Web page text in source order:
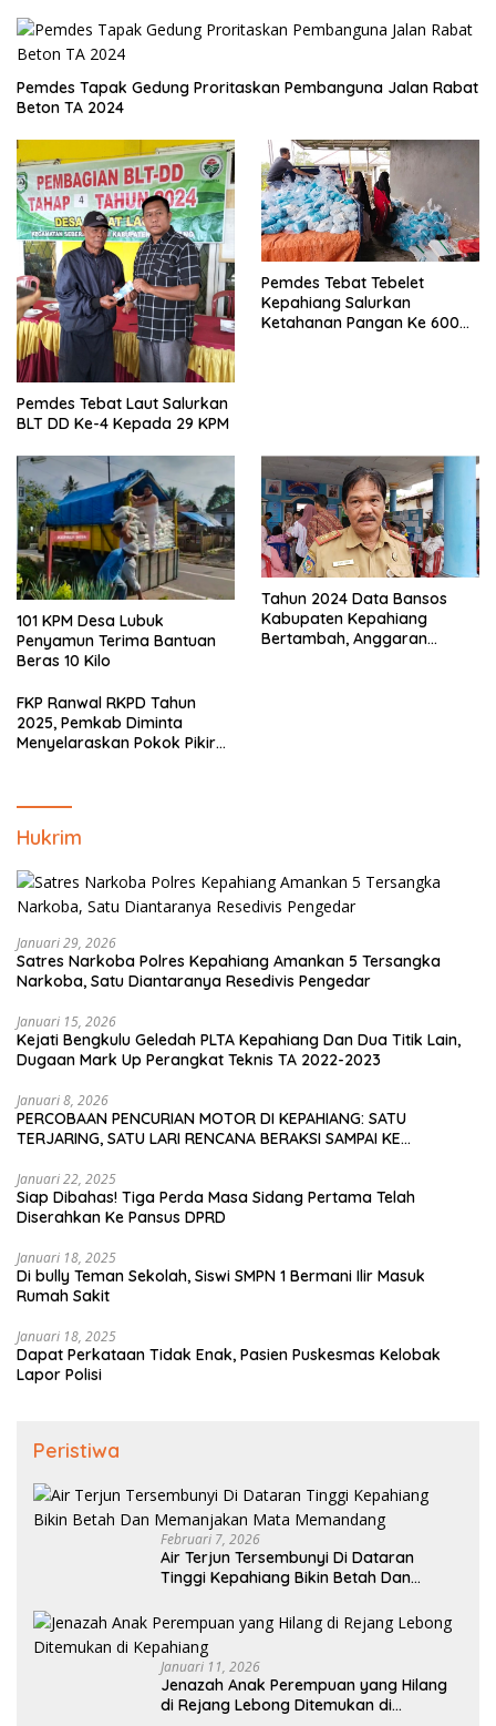
Pemdes Tapak Gedung Proritaskan Pembanguna Jalan Rabat
Beton TA 2024
Pemdes Tebat Laut Salurkan
BLT DD Ke-4 Kepada 29 KPM
Pemdes Tebat Tebelet
Kepahiang Salurkan
Ketahanan Pangan Ke 600
101 KPM Desa Lubuk
Penyamun Terima Bantuan
Beras 10 Kilo
Tahun 2024 Data Bansos
Kabupaten Kepahiang
Bertambah, Anggaran
FKP Ranwal RKPD Tahun
2025, Pemkab Diminta
Menyelaraskan Pokok Pikiran
Hukrim
Januari 29, 2026
Satres Narkoba Polres Kepahiang Amankan 5 Tersangka
Narkoba, Satu Diantaranya Resedivis Pengedar
Januari 15, 2026
Kejati Bengkulu Geledah PLTA Kepahiang Dan Dua Titik Lain,
Dugaan Mark Up Perangkat Teknis TA 2022-2023
Januari 8, 2026
PERCOBAAN PENCURIAN MOTOR DI KEPAHIANG: SATU
TERJARING, SATU LARI RENCANA BERAKSI SAMPAI KE
Januari 22, 2025
Siap Dibahas! Tiga Perda Masa Sidang Pertama Telah
Diserahkan Ke Pansus DPRD
Januari 18, 2025
Di bully Teman Sekolah, Siswi SMPN 1 Bermani Ilir Masuk
Rumah Sakit
Januari 18, 2025
Dapat Perkataan Tidak Enak, Pasien Puskesmas Kelobak
Lapor Polisi
Peristiwa
Februari 7, 2026
Air Terjun Tersembunyi Di Dataran
Tinggi Kepahiang Bikin Betah Dan
Januari 11, 2026
Jenazah Anak Perempuan yang Hilang
di Rejang Lebong Ditemukan di